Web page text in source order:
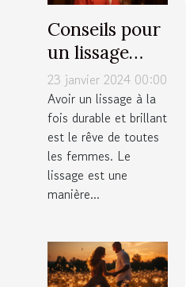
Conseils pour
un lissage
durable et
brillant : top
10 des astuces
23 janvier 2024 00:00
Avoir un lissage à la
fois durable et brillant
est le rêve de toutes
les femmes. Le
lissage est une
manière...